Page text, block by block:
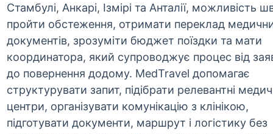
Стамбулі, Анкарі, Ізмірі та Анталії, можливість
пройти обстеження, отримати переклад
документів, зрозуміти бюджет поїздки та мати
координатора, який супроводжує процес від
до повернення додому. MedTravel допомагає
структурувати запит, підібрати релевантні
центри, організувати комунікацію з клінікою,
підготувати документи, маршрут і логістику без